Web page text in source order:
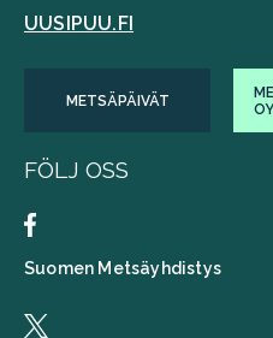
UUSIPUU.FI
METSÄPÄIVÄT
OY
FÖLJ OSS
Suomen Metsäyhdistys